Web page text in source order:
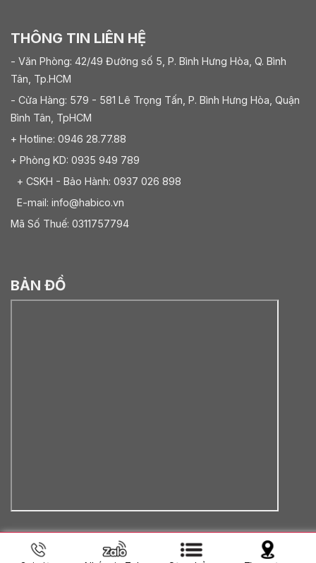
THÔNG TIN LIÊN HỆ
- Văn Phòng: 42/49 Đường số 5, P. Bình Hưng Hòa, Q. Bình
Tân, Tp.HCM
- Cửa Hàng: 579 - 581 Lê Trọng Tấn, P. Bình Hưng Hòa, Quận
Bình Tân, TpHCM
+ Hotline: 0946 28.77.88
+ Phòng KD: 0935 949 789
+ CSKH - Bảo Hành: 0937 026 898
E-mail: info@habico.vn
Mã Số Thuế: 0311757794
BẢN ĐỒ